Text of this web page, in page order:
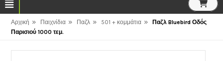
Αρχική » Παιχνίδια » Παζλ » 501 + κομμάτια »
Παζλ Bluebird Οδός
Παρισιού 1000 τεμ.